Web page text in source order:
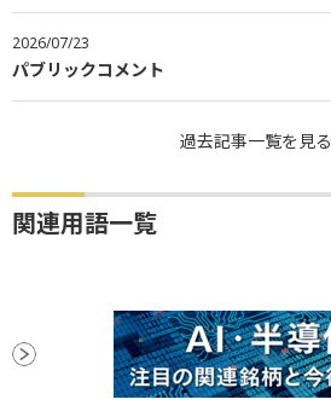
2026/07/23
パブリックコメント
過去記事一覧を見る
関連用語一覧